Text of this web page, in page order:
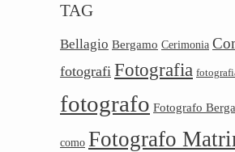
TAG
Bellagio Bergamo Cerimonia
fotografi Fotografia
fotografo Fotografo
como Fotografo